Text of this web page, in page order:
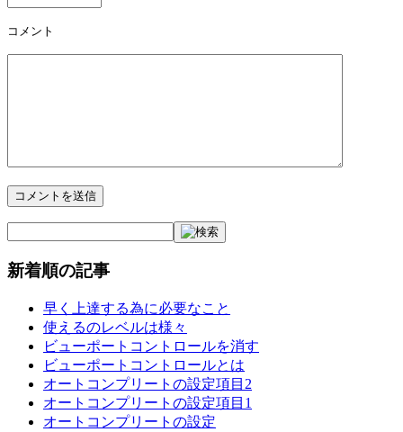
コメント
新着順の記事
早く上達する為に必要なこと
使えるのレベルは様々
ビューポートコントロールを消す
ビューポートコントロールとは
オートコンプリートの設定項目2
オートコンプリートの設定項目1
オートコンプリートの設定